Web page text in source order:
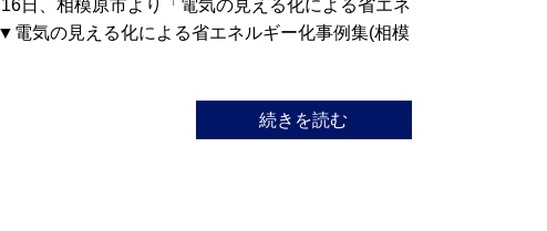
日、相模原市より「電気の見える化による省エネ
電気の見える化による省エネルギー化事例集(相模
続きを読む